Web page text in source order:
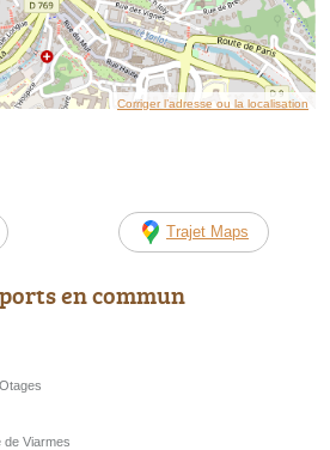
Corriger l’adresse ou la localisation
Trajet Maps
en commun
de Viarmes